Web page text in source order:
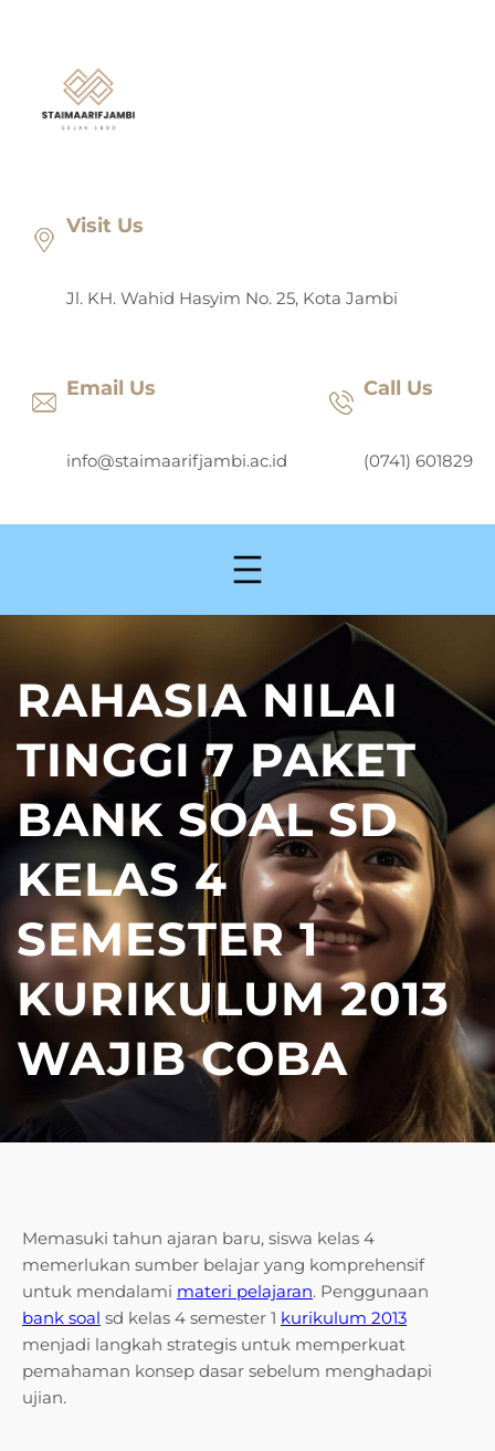
Visit Us
Jl. KH. Wahid Hasyim No. 25, Kota Jambi
Email Us
info@staimaarifjambi.ac.id
Call Us
(0741) 601829
RAHASIA NILAI
TINGGI 7 PAKET
BANK SOAL SD
KELAS 4
SEMESTER 1
KURIKULUM 2013
WAJIB COBA
Memasuki tahun ajaran baru, siswa kelas 4
memerlukan sumber belajar yang komprehensif
untuk mendalami materi pelajaran. Penggunaan
bank soal sd kelas 4 semester 1 kurikulum 2013
menjadi langkah strategis untuk memperkuat
pemahaman konsep dasar sebelum menghadapi
ujian.